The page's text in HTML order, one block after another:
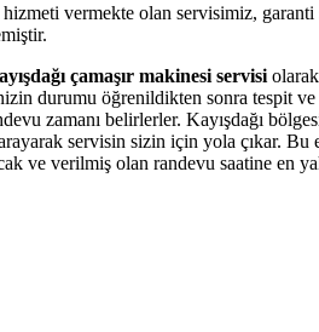
hizmeti vermekte olan servisimiz, garanti
çamaşır makinesi servisi
durumu öğrenildikten sonra tespit
zamanı belirlerler. Kayışdağı
servisin sizin için yola çıkar. Bu
ve verilmiş olan randevu saatine en